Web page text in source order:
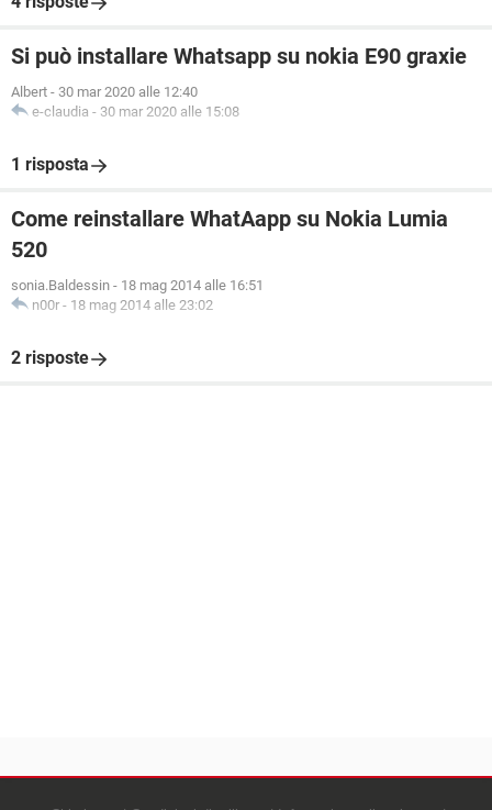
Si può installare Whatsapp su nokia E90 graxie
Albert - 30 mar 2020 alle 12:40
e-claudia - 30 mar 2020 alle 15:08
1 risposta
Come reinstallare WhatAapp su Nokia Lumia
520
sonia.Baldessin - 18 mag 2014 alle 16:51
n00r - 18 mag 2014 alle 23:02
2 risposte